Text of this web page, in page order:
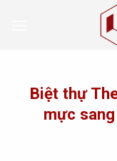
Biệt thự
mực